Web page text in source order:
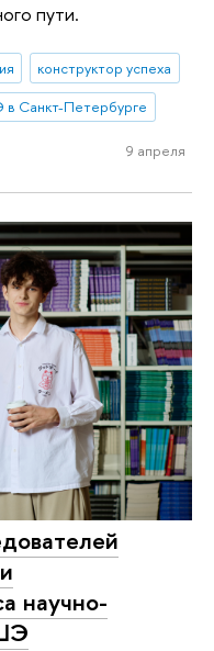
пути.
конструктор успеха
Санкт-Петербурге
9 апреля
научно-